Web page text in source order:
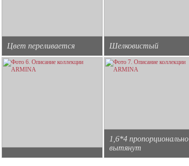
Цвет переливается Шелковистый
1,6*4 пропорционально
вытянут